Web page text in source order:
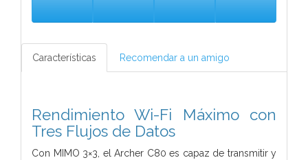
Características Recomendar a un amigo
Rendimiento Wi-Fi Máximo con
Tres Flujos de Datos
Con MIMO 3×3, el Archer C80 es capaz de transmitir y